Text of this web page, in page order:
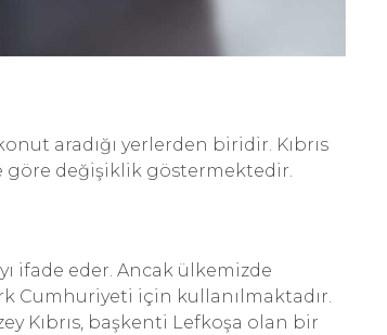
aradığı yerlerden biridir. Kıbrıs
göre değişiklik göstermektedir.
ifade eder. Ancak ülkemizde
Cumhuriyeti için kullanılmaktadır.
Kıbrıs, başkenti Lefkoşa olan bir